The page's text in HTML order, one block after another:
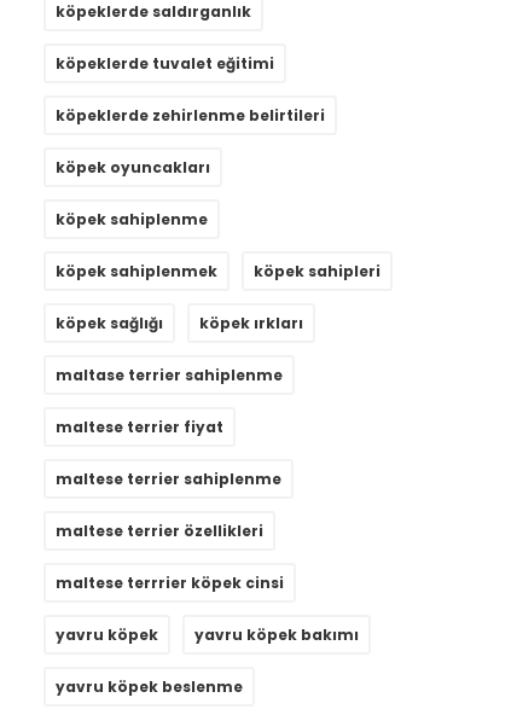
köpeklerde saldırganlık
köpeklerde tuvalet eğitimi
köpeklerde zehirlenme belirtileri
köpek oyuncakları
köpek sahiplenme
köpek sahiplenmek köpek sahipleri
köpek sağlığı köpek ırkları
maltase terrier sahiplenme
maltese terrier fiyat
maltese terrier sahiplenme
maltese terrier özellikleri
maltese terrrier köpek cinsi
yavru köpek yavru köpek bakımı
yavru köpek beslenme